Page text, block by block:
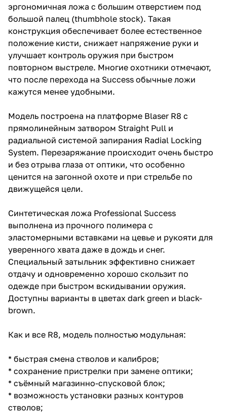
эргономичная ложа с большим отверстием под
большой палец (thumbhole stock). Такая
конструкция обеспечивает более естественное
положение кисти, снижает напряжение руки и
улучшает контроль оружия при быстром
повторном выстреле. Многие охотники отмечают,
что после перехода на Success обычные ложи
кажутся менее удобными.
Модель построена на платформе Blaser R8 с
прямолинейным затвором Straight Pull и
радиальной системой запирания Radial Locking
System. Перезаряжание происходит очень быстро
и без отрыва глаза от оптики, что особенно
ценится на загонной охоте и при стрельбе по
движущейся цели.
Синтетическая ложа Professional Success
выполнена из прочного полимера с
эластомерными вставками на цевье и рукояти для
уверенного хвата даже в дождь и снег.
Специальный затыльник эффективно снижает
отдачу и одновременно хорошо скользит по
одежде при быстром вскидывании оружия.
Доступны варианты в цветах dark green и black-
brown.
Как и все R8, модель полностью модульная:
* быстрая смена стволов и калибров;
* сохранение пристрелки при замене оптики;
* съёмный магазинно-спусковой блок;
* возможность установки разных контуров
стволов;